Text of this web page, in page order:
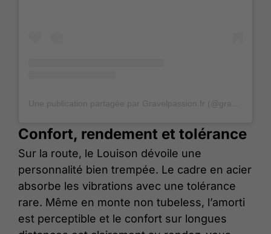
Confort, rendement et tolérance
Sur la route, le Louison dévoile une
personnalité bien trempée. Le cadre en acier
absorbe les vibrations avec une tolérance
rare. Même en monte non tubeless, l’amorti
est perceptible et le confort sur longues